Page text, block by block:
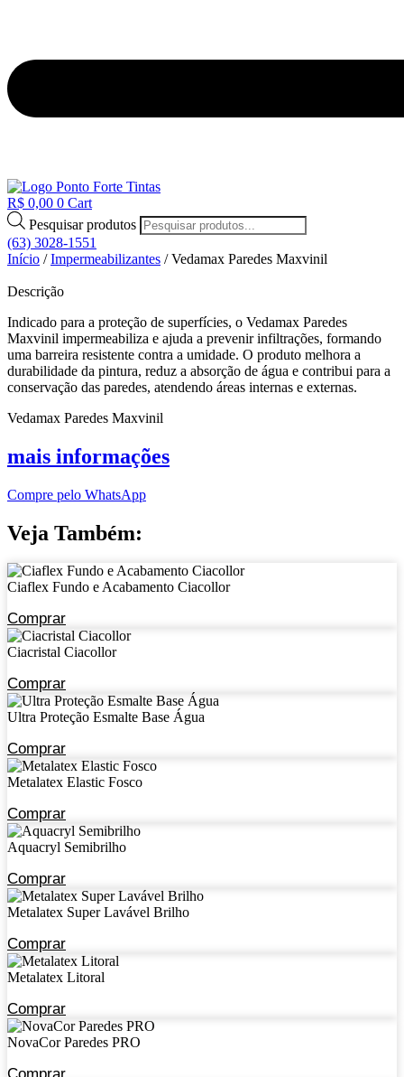
R$ 0,00 0 Cart
Pesquisar produtos
(63) 3028-1551
Início /Impermeabilizantes / Vedamax Paredes Maxvinil
Descrição
Indicado para a proteção de superfícies, o Vedamax Paredes
Maxvinil impermeabiliza e ajuda a prevenir infiltrações, formando
uma barreira resistente contra a umidade. O produto melhora a
durabilidade da pintura, reduz a absorção de água e contribui para a
conservação das paredes, atendendo áreas internas e externas.
Vedamax Paredes Maxvinil
mais informações
Compre pelo WhatsApp
Veja Também:
Ciaflex Fundo e Acabamento Ciacollor
Comprar
Ciacristal Ciacollor
Comprar
Ultra Proteção Esmalte Base Água
Comprar
Metalatex Elastic Fosco
Comprar
Aquacryl Semibrilho
Comprar
Metalatex Super Lavável Brilho
Comprar
Metalatex Litoral
Comprar
NovaCor Paredes PRO